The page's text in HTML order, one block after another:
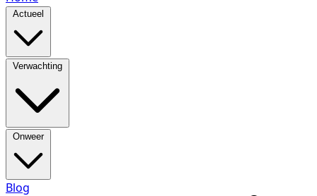
Actueel
Verwachting
Onweer
Blog